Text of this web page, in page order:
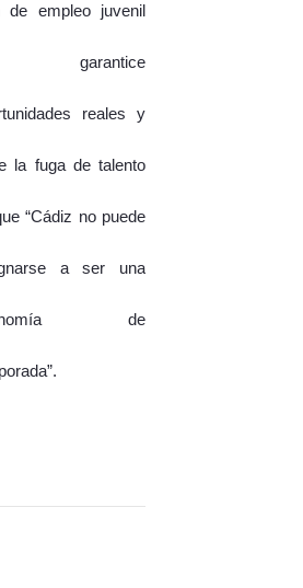
de empleo juvenil
garantice
reales y
la fuga de talento
“Cádiz no puede
a ser una
de